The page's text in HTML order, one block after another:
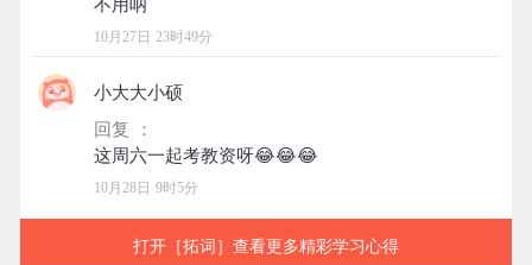
10月27日 23时49分
小大大小硕
回复 ：
10月28日 9时5分
打开［拓词］查看更多精彩学习心得